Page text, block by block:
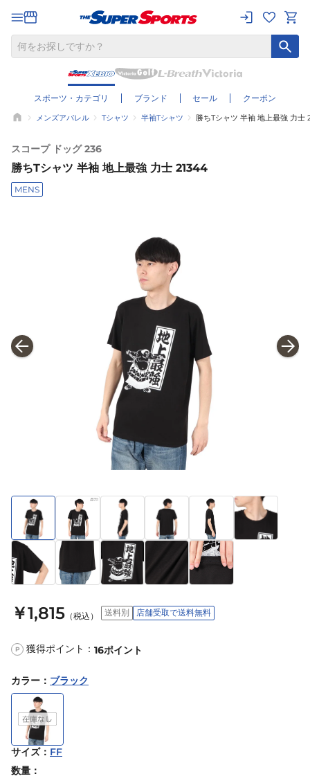
スポーツ・カテゴリ ブランド セール クーポン
メンズアパレル Tシャツ 半袖Tシャツ 勝ちTシャツ 半袖 地上最強 力士
スコープ ドッグ 236
勝ちTシャツ 半袖 地上最強 力士 21344
MENS
￥1,815 （税込） 送料別 店舗受取で送料無料
P 獲得ポイント： 16ポイント
カラー ： ブラック
サイズ： FF
数量：